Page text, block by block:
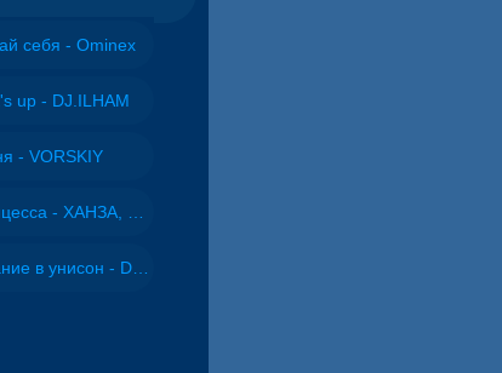
себя - Ominex
up - DJ.ILHAM
- VORSKIY